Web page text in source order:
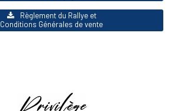
Règlement du Rallye et
Conditions Générales de vente